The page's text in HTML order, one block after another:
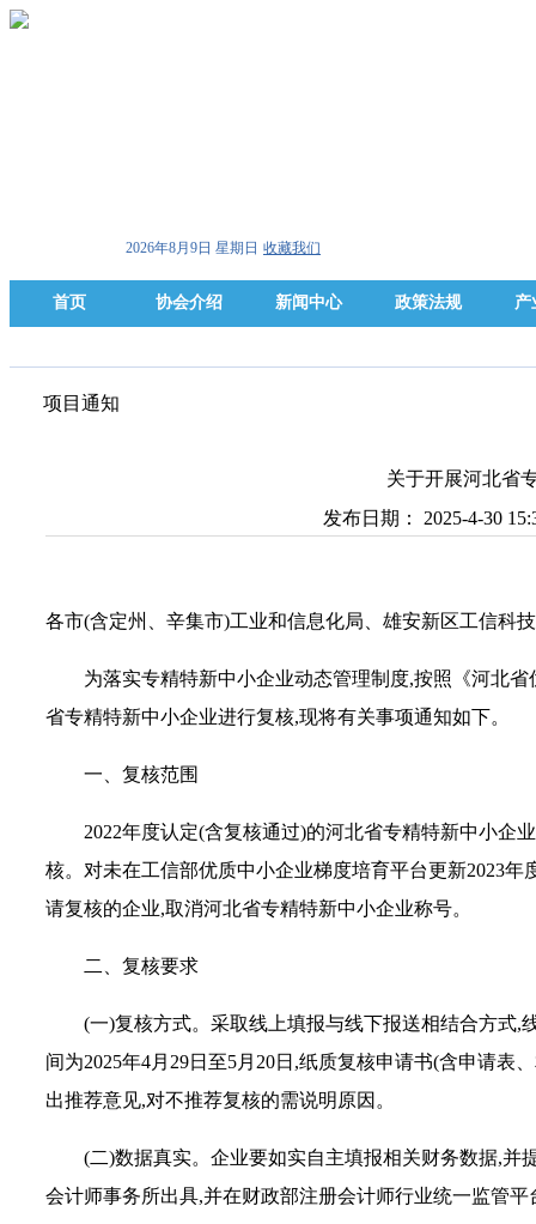
2026年8月9日 星期日 收藏我们
首页 协会介绍 新闻中心 政策法规 产
项目通知
关于开展河北省
发布日期： 2025-4-30
各市(含定州、辛集市)工业和信息化局、雄安新区工信科
为落实专精特新中小企业动态管理制度,按照《河北
省专精特新中小企业进行复核,现将有关事项通知如下。
一、复核范围
2022年度认定(含复核通过)的河北省专精特新中小企
核。对未在工信部优质中小企业梯度培育平台更新2023
请复核的企业,取消河北省专精特新中小企业称号。
二、复核要求
(一)复核方式。采取线上填报与线下报送相结合方式,
间为2025年4月29日至5月20日,纸质复核申请书(含申请
出推荐意见,对不推荐复核的需说明原因。
(二)数据真实。企业要如实自主填报相关财务数据,并
会计师事务所出具,并在财政部注册会计师行业统一监管